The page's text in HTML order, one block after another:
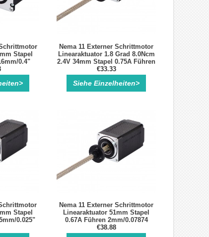
Stapel
0.4"
Nema 11 Externer Schrittmotor
Linearaktuator 1.8 Grad 8.0Ncm
2.4V 34mm Stapel 0.75A Führen
0.635mm/0.025" Länge 100mm
€33.33
Siehe Einzelheiten>
Stapel
0.025"
Nema 11 Externer Schrittmotor
Linearaktuator 51mm Stapel
0.67A Führen 2mm/0.07874
Länge 100mm
€38.88